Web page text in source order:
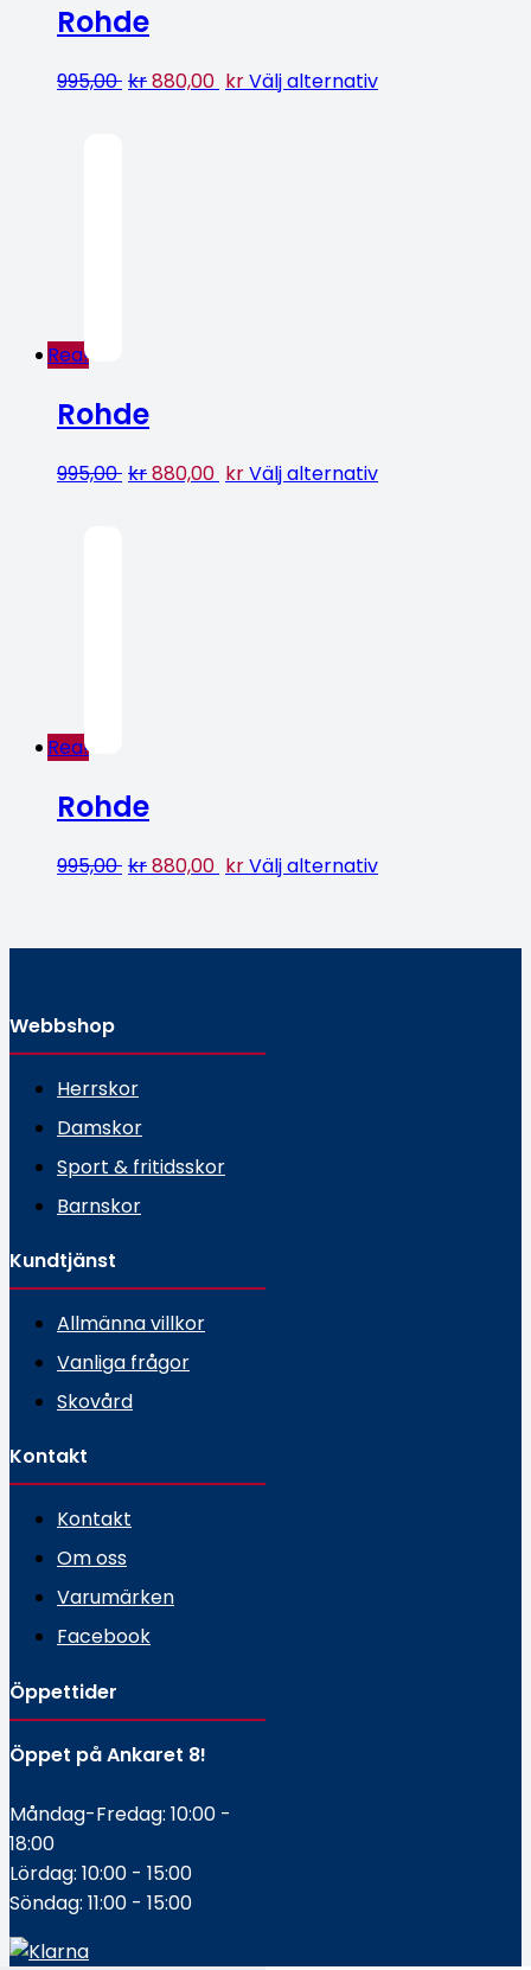
Rohde
995,00 kr880,00 krVälj alternativ
Rea!
Rohde
995,00 kr880,00 krVälj alternativ
Rea!
Rohde
995,00 kr880,00 krVälj alternativ
Webbshop
Herrskor
Damskor
Sport & fritidsskor
Barnskor
Kundtjänst
Allmänna villkor
Vanliga frågor
Skovård
Kontakt
Kontakt
Om oss
Varumärken
Facebook
Öppettider
Öppet på Ankaret 8!
Måndag-Fredag: 10:00 -
18:00
Lördag: 10:00 - 15:00
Söndag: 11:00 - 15:00